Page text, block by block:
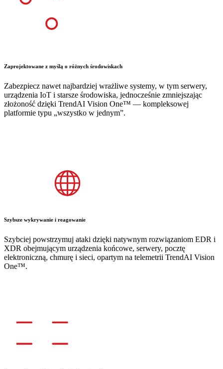
Zaprojektowane z myślą o różnych środowiskach
Zabezpiecz nawet najbardziej wrażliwe systemy, w tym serwery,
urządzenia IoT i starsze środowiska, jednocześnie zmniejszając
złożoność dzięki TrendAI Vision One™ — kompleksowej
platformie typu „wszystko w jednym”.
Szybsze wykrywanie i reagowanie
Szybciej powstrzymuj ataki dzięki natywnym rozwiązaniom EDR i
XDR obejmującym urządzenia końcowe, serwery, pocztę
elektroniczną, chmurę i sieci, opartym na telemetrii TrendAI Vision
One™.